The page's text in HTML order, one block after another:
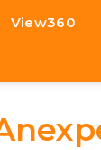
View360